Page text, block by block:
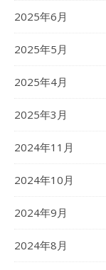
2025年6月
2025年5月
2025年4月
2025年3月
2024年11月
2024年10月
2024年9月
2024年8月